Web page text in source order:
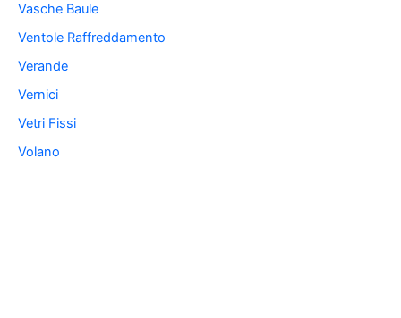
Vasche Baule
Ventole Raffreddamento
Verande
Vernici
Vetri Fissi
Volano